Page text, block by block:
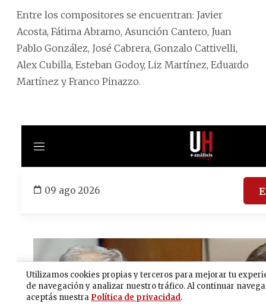
Entre los compositores se encuentran: Javier
Acosta, Fátima Abramo, Asunción Cantero, Juan
Pablo González, José Cabrera, Gonzalo Cattivelli,
Alex Cubilla, Esteban Godoy, Liz Martínez, Eduardo
Martínez y Franco Pinazzo.